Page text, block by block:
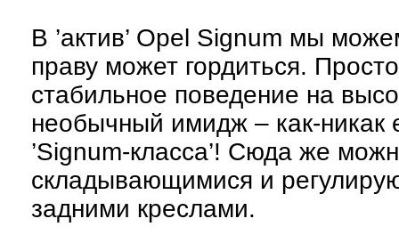
В ’актив’ Opel Signum мы
праву может гордиться.
стабильное поведение на
необычный имидж – как-никак
’Signum-класса’! Сюда же
складывающимися и
задними креслами.